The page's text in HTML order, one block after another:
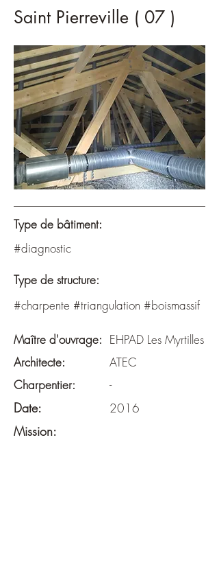
Saint Pierreville ( 07 )
Type de bâtiment:
#diagnostic
Type de structure:
#charpente #triangulation #boismassif
Maître d'ouvrage: EHPAD Les Myrtilles
Architecte:
ATEC
Charpentier:
-
Date: 2016
Mission: